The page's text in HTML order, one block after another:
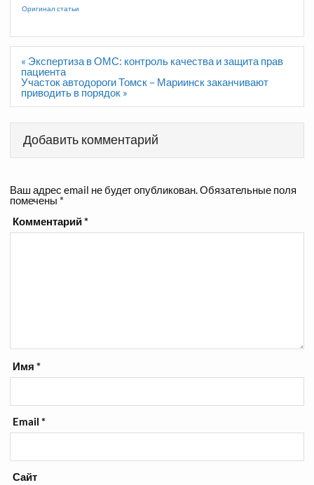
Оригинал статьи
Навигация
по
записям
« Экспертиза в ОМС: контроль качества и защита прав
пациента
Участок автодороги Томск – Мариинск заканчивают
приводить в порядок »
Добавить комментарий
Ваш адрес email не будет опубликован.Обязательные поля
помечены *
Комментарий*
Имя*
Email*
Сайт